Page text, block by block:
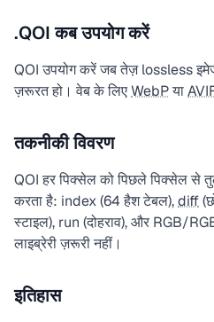
.QOI कब उपयोग करें
QOI उपयोग करें जब तेज़ lossless
ज़रूरत हो। वेब के लिएWebPया
तकनीकी विवरण
QOI हर पिक्सेल को पिछले पिक्सेल से
करता है: index (64 हैश टेबल),diff
स्टाइल), run (दोहराव), और RGB/
लाइब्रेरी ज़रूरी नहीं।
इतिहास